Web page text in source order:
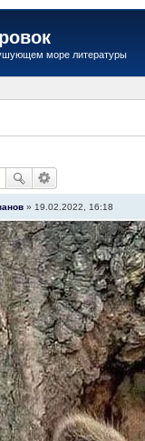
море литературы
» 19.02.2022, 16:18